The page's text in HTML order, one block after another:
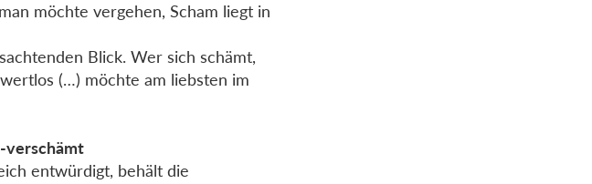
möchte vergehen, Scham liegt in
Blick. Wer sich schämt,
(…) möchte am liebsten im
verschämt
entwürdigt, behält die